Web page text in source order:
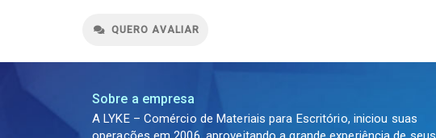
QUERO AVALIAR
Sobre a empresa
A LYKE – Comércio de Materiais para Escritório, iniciou suas